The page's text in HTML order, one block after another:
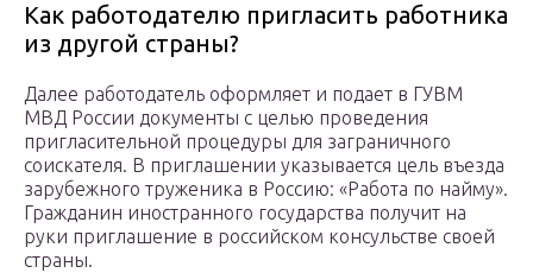
Как работодателю пригласить работника
из другой страны?
Далее работодатель оформляет и подает в ГУВМ
МВД России документы с целью проведения
пригласительной процедуры для заграничного
соискателя. В приглашении указывается цель въезда
зарубежного труженика в Россию: «Работа по найму».
Гражданин иностранного государства получит на
руки приглашение в российском консульстве своей
страны.